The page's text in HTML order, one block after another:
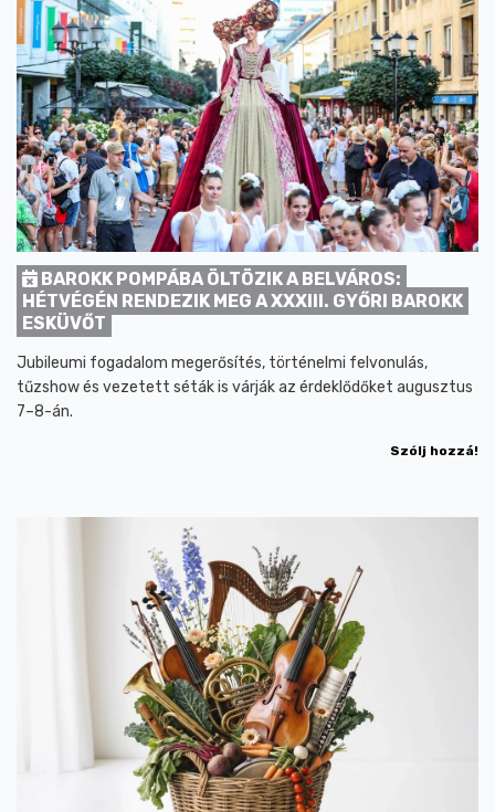
BAROKK POMPÁBA ÖLTÖZIK A BELVÁROS:
HÉTVÉGÉN RENDEZIK MEG A XXXIII. GYŐRI BAROKK
ESKÜVŐT
Jubileumi fogadalom megerősítés, történelmi felvonulás,
tűzshow és vezetett séták is várják az érdeklődőket augusztus
7–8-án.
Szólj hozzá!